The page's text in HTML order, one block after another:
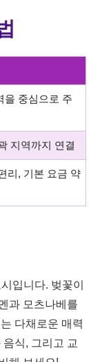
을 중심으로 주
지역까지 연결
리, 기본 요금 약
입니다. 벚꽃이
과 모츠나베를
다채로운 매력
식, 그리고 교